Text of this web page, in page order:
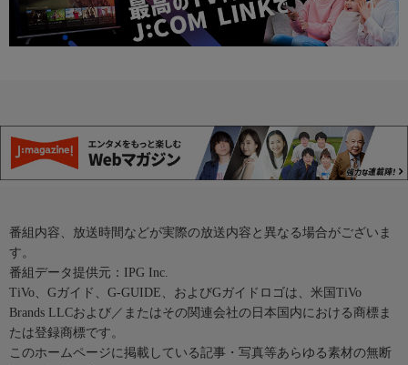
番組内容、放送時間などが実際の放送内容と異なる場合がございま
す。
番組データ提供元：IPG Inc.
TiVo、Gガイド、G-GUIDE、およびGガイドロゴは、米国TiVo
Brands LLCおよび／またはその関連会社の日本国内における商標ま
たは登録商標です。
このホームページに掲載している記事・写真等あらゆる素材の無断